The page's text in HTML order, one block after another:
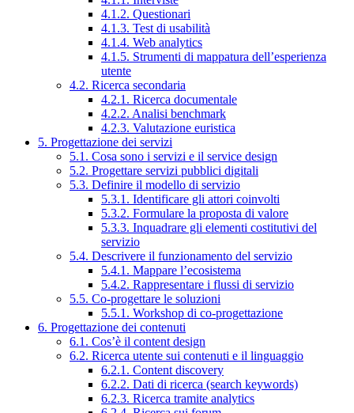
4.1.2. Questionari
4.1.3. Test di usabilità
4.1.4. Web analytics
4.1.5. Strumenti di mappatura dell’esperienza
utente
4.2. Ricerca secondaria
4.2.1. Ricerca documentale
4.2.2. Analisi benchmark
4.2.3. Valutazione euristica
5. Progettazione dei servizi
5.1. Cosa sono i servizi e il service design
5.2. Progettare servizi pubblici digitali
5.3. Definire il modello di servizio
5.3.1. Identificare gli attori coinvolti
5.3.2. Formulare la proposta di valore
5.3.3. Inquadrare gli elementi costitutivi del
servizio
5.4. Descrivere il funzionamento del servizio
5.4.1. Mappare l’ecosistema
5.4.2. Rappresentare i flussi di servizio
5.5. Co-progettare le soluzioni
5.5.1. Workshop di co-progettazione
6. Progettazione dei contenuti
6.1. Cos’è il content design
6.2. Ricerca utente sui contenuti e il linguaggio
6.2.1. Content discovery
6.2.2. Dati di ricerca (search keywords)
6.2.3. Ricerca tramite analytics